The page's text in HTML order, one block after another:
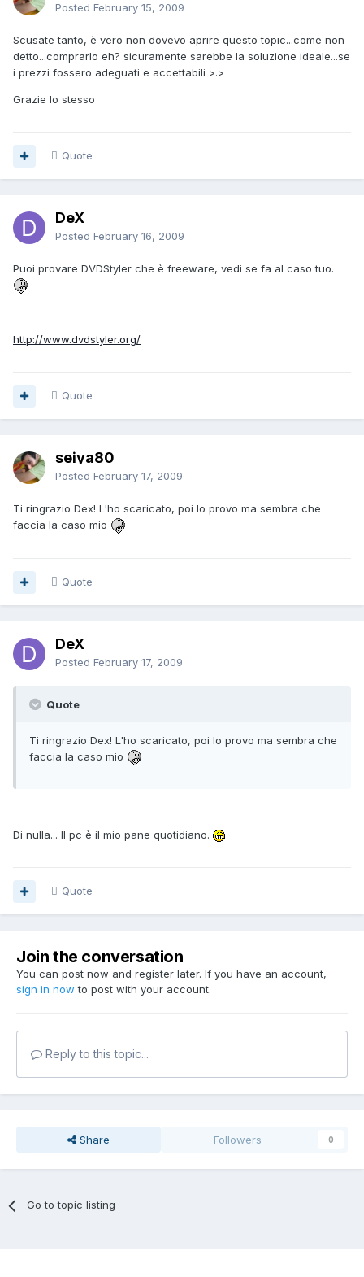
Posted February 15, 2009
Scusate tanto, è vero non dovevo aprire questo topic...come non
detto...comprarlo eh? sicuramente sarebbe la soluzione ideale...se
i prezzi fossero adeguati e accettabili >.>
Grazie lo stesso
Quote
DeX
Posted February 16, 2009
Puoi provare DVDStyler che è freeware, vedi se fa al caso tuo.
http://www.dvdstyler.org/
Quote
seiya80
Posted February 17, 2009
Ti ringrazio Dex! L'ho scaricato, poi lo provo ma sembra che
faccia la caso mio
Quote
DeX
Posted February 17, 2009
Quote
Ti ringrazio Dex! L'ho scaricato, poi lo provo ma sembra che
faccia la caso mio
Di nulla... Il pc è il mio pane quotidiano.
Quote
Join the conversation
You can post now and register later. If you have an account,
sign in now to post with your account.
Reply to this topic...
Share Followers 0
Go to topic listing